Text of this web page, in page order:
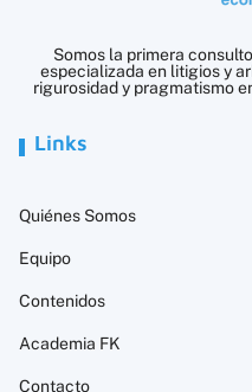
Somos la primera
especializada en litigios y
rigurosidad y pragmatismo
Links
Quiénes Somos
Equipo
Contenidos
Academia FK
Contacto